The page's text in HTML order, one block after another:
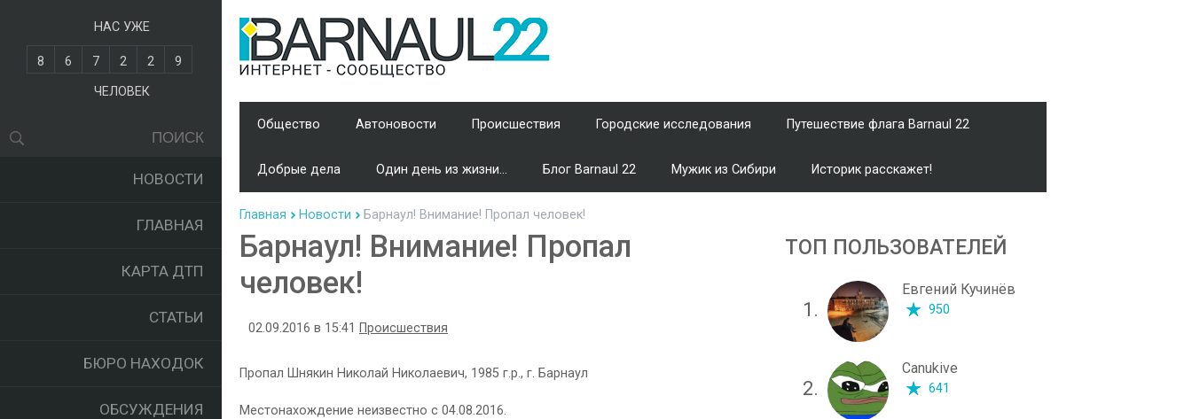
НАС УЖЕ
8 6 7 2 2
9
ЧЕЛОВЕК
НОВОСТИ
ГЛАВНАЯ
КАРТА ДТП
СТАТЬИ
БЮРО НАХОДОК
ОБСУЖДЕНИЯ
Общество Автоновости Происшествия Городские исследования Путешествие флага Barnaul 22
Добрые дела Один день из жизни... Блог Barnaul 22 Мужик из Сибири Историк расскажет!
Главная Новости Барнаул! Внимание! Пропал человек!
Барнаул! Внимание! Пропал
человек!
02.09.2016 в 15:41 Происшествия
Пропал Шнякин Николай Николаевич, 1985 г.р., г. Барнаул
Местонахождение неизвестно с 04.08.2016.
ТОП ПОЛЬЗОВАТЕЛЕЙ
1.
Евгений Кучинёв
950
2.
Canukive
641